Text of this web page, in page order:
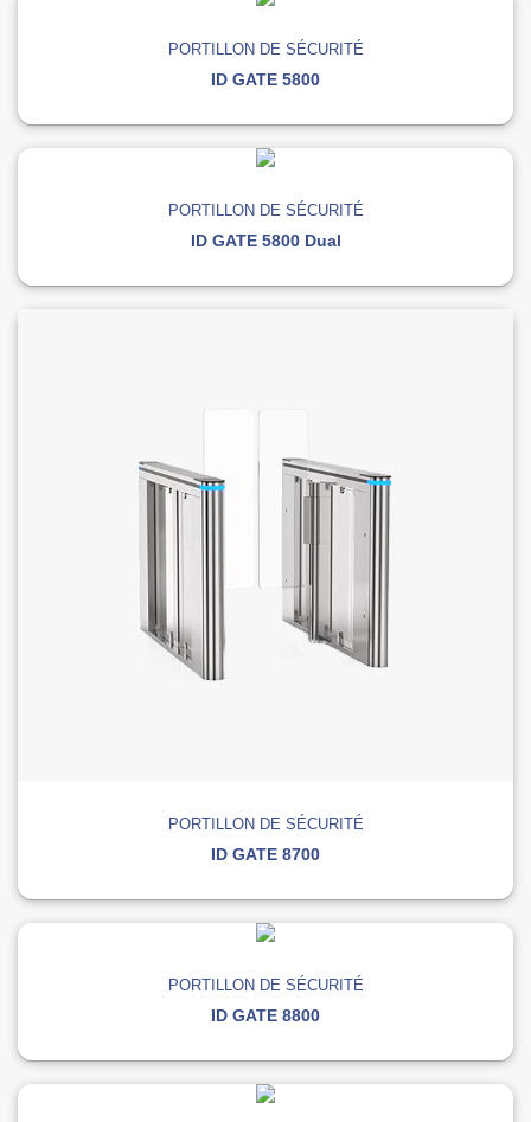
PORTILLON DE SÉCURITÉ
ID GATE 5800
PORTILLON DE SÉCURITÉ
ID GATE 5800 Dual
PORTILLON DE SÉCURITÉ
ID GATE 8700
PORTILLON DE SÉCURITÉ
ID GATE 8800